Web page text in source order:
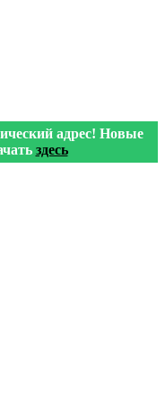
адрес! Новые
здесь